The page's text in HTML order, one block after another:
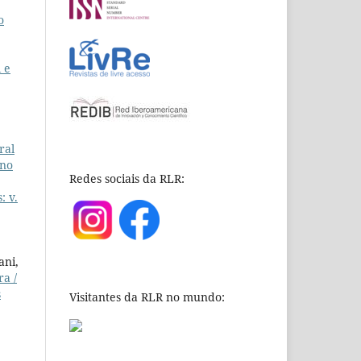
e
v.
/
Redes sociais da RLR:
Visitantes da RLR no mundo: